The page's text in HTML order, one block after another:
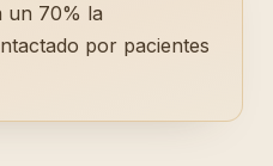
un 70% la
por pacientes